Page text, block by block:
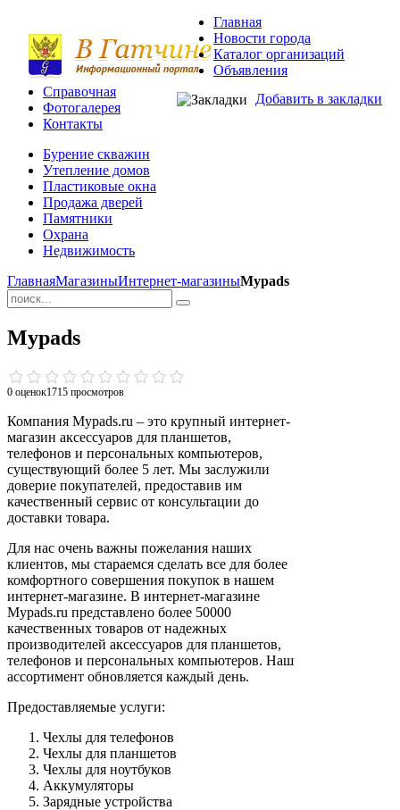
Добавить в закладки
Главная
Новости города
Каталог организаций
Объявления
Справочная
Фотогалерея
Контакты
Бурение скважин
Утепление домов
Пластиковые окна
Продажа дверей
Памятники
Охрана
Недвижимость
ГлавнаяМагазиныИнтернет-магазиныMypads
Mypads
0 оценок1715 просмотров
Компания Mypads.ru – это крупный интернет-
магазин аксессуаров для планшетов,
телефонов и персональных компьютеров,
существующий более 5 лет. Мы заслужили
доверие покупателей, предоставив им
качественный сервис от консультации до
доставки товара.
Для нас очень важны пожелания наших
клиентов, мы стараемся сделать все для более
комфортного совершения покупок в нашем
интернет-магазине. В интернет-магазине
Mypads.ru представлено более 50000
качественных товаров от надежных
производителей аксессуаров для планшетов,
телефонов и персональных компьютеров. Наш
ассортимент обновляется каждый день.
Предоставляемые услуги:
Чехлы для телефонов
Чехлы для планшетов
Чехлы для ноутбуков
Аккумуляторы
Зарядные устройства